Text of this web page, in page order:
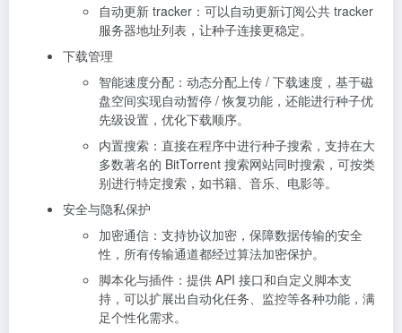
自动更新 tracker：可以自动更新订阅公共 tracker
服务器地址列表，让种子连接更稳定。
下载管理
智能速度分配：动态分配上传 / 下载速度，基于磁
盘空间实现自动暂停 / 恢复功能，还能进行种子优
先级设置，优化下载顺序。
内置搜索：直接在程序中进行种子搜索，支持在大
多数著名的 BitTorrent 搜索网站同时搜索，可按类
别进行特定搜索，如书籍、音乐、电影等。
安全与隐私保护
加密通信：支持协议加密，保障数据传输的安全
性，所有传输通道都经过算法加密保护。
脚本化与插件：提供 API 接口和自定义脚本支
持，可以扩展出自动化任务、监控等各种功能，满
足个性化需求。